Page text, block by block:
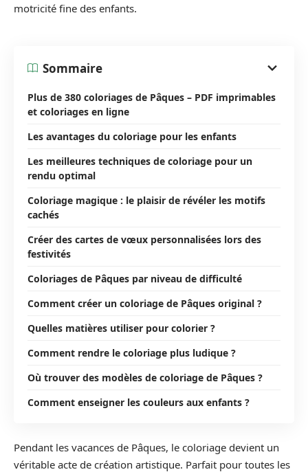
motricité fine des enfants.
Sommaire
Plus de 380 coloriages de Pâques – PDF imprimables
et coloriages en ligne
Les avantages du coloriage pour les enfants
Les meilleures techniques de coloriage pour un
rendu optimal
Coloriage magique : le plaisir de révéler les motifs
cachés
Créer des cartes de vœux personnalisées lors des
festivités
Coloriages de Pâques par niveau de difficulté
Comment créer un coloriage de Pâques original ?
Quelles matières utiliser pour colorier ?
Comment rendre le coloriage plus ludique ?
Où trouver des modèles de coloriage de Pâques ?
Comment enseigner les couleurs aux enfants ?
Pendant les vacances de Pâques, le coloriage devient un
véritable acte de création artistique. Parfait pour toutes les